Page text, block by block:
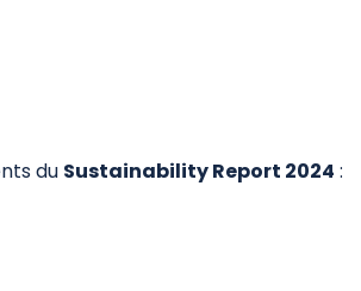
du Sustainability Report 2024 :